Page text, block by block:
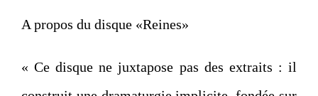
A propos du disque «Reines»
« Ce disque ne juxtapose pas des extraits : il